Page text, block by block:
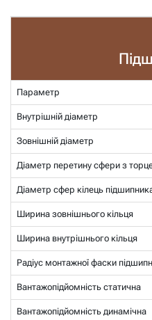
Параметр
Внутрішній діаметр
Зовнішній діаметр
Діаметр перетину сфери з
Діаметр сфер кілець
Ширина зовнішнього кільця
Ширина внутрішнього кільця
Радіус монтажної фаски
Вантажопідйомність статична
Вантажопідйомність динамічна